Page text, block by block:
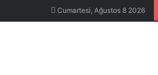
Cumartesi, Ağustos 8 2026